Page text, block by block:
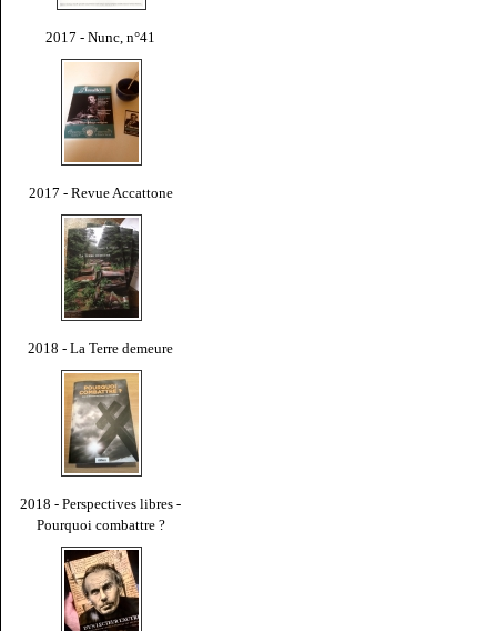
2017 - Nunc, n°41
2017 - Revue Accattone
2018 - La Terre demeure
2018 - Perspectives libres -
Pourquoi combattre ?